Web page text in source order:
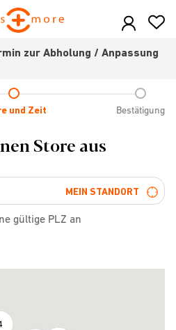
zur Abholung / Anpassung
und Zeit Bestätigung
Store aus
MEIN STANDORT
gültige PLZ an